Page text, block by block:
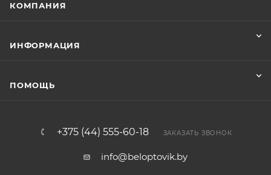
КОМПАНИЯ
ИНФОРМАЦИЯ
ПОМОЩЬ
+375 (44) 555-60-18 ЗАКАЗАТЬ ЗВОНОК
info@beloptovik.by